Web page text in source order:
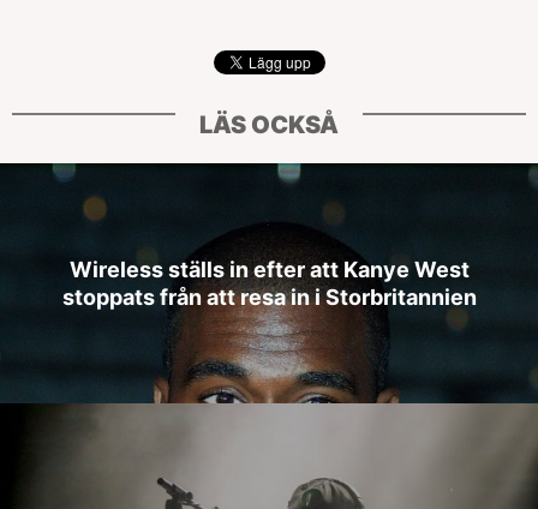
LÄS OCKSÅ
Wireless ställs in efter att Kanye West
stoppats från att resa in i Storbritannien